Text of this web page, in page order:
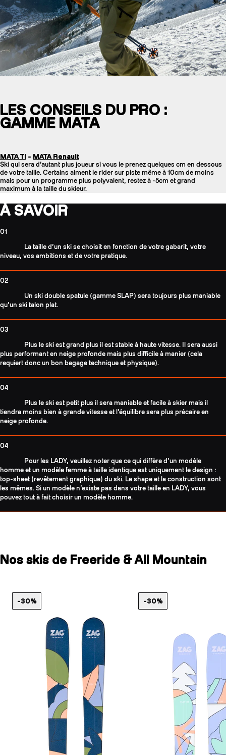
LES CONSEILS DU PRO :
GAMME MATA
MATA Ti - MATA Renault
Ski qui sera d’autant plus joueur si vous le prenez quelques cm en dessous
de votre taille. Certains aiment le rider sur piste même à 10cm de moins
mais pour un programme plus polyvalent, restez à -5cm et grand
maximum à la taille du skieur.
À SAVOIR
01
La taille d’un ski se choisit en fonction de votre gabarit, votre
niveau, vos ambitions et de votre pratique.
02
Un ski double spatule (gamme SLAP) sera toujours plus maniable
qu’un ski talon plat.
03
Plus le ski est grand plus il est stable à haute vitesse. Il sera aussi
plus performant en neige profonde mais plus difficile à manier (cela
requiert donc un bon bagage technique et physique).
04
Plus le ski est petit plus il sera maniable et facile à skier mais il
tiendra moins bien à grande vitesse et l’équilibre sera plus précaire en
neige profonde.
04
Pour les LADY, veuillez noter que ce qui diffère d’un modèle
homme et un modèle femme à taille identique est uniquement le design :
top-sheet (revêtement graphique) du ski. Le shape et la construction sont
les mêmes. Si un modèle n’existe pas dans votre taille en LADY, vous
pouvez tout à fait choisir un modèle homme.
Nos skis de Freeride & All Mountain
-30% -30%